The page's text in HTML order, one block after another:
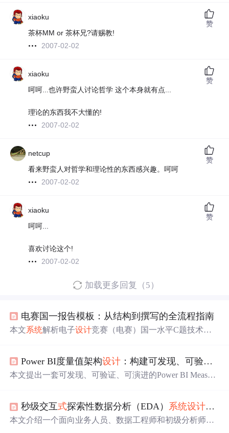
xiaoku
茶杯MM or 茶杯兄?请赐教!
2007-02-02
赞
xiaoku
呵呵...也许野蛮人讨论哲学 这个本身就有点...
理论的东西我不大懂的!
2007-02-02
赞
netcup
看来野蛮人对哲学和理论性的东西感兴趣。呵呵
2007-02-02
赞
xiaoku
呵呵...
喜欢讨论这个!
2007-02-02
赞
加载更多回复（5）
电赛国一报告模板：从结构到撰写的全流程指南
本文系统解析电子设计竞赛（电赛）国一水平C题技术报
设计、测试分析、总结附录）的撰写规范与实操要点。强
调数据量化、图表支撑、专业工具绘图、代码精炼注释及
Power BI度量值架构设计 ：构建可发现、可验证的Measure Library
本文提出一套可发现、可验证、可演进的Power BI Measure
典与CI/CD校验流水线，解决DAX度量值散落、不可控、
难复用等核心问题。方案完全基于Power BI原生能力，不
秒级交互式探索性数据分析（EDA） 系统设计与实
本文介绍一个面向业务人员、数据工程师和初级分析师的